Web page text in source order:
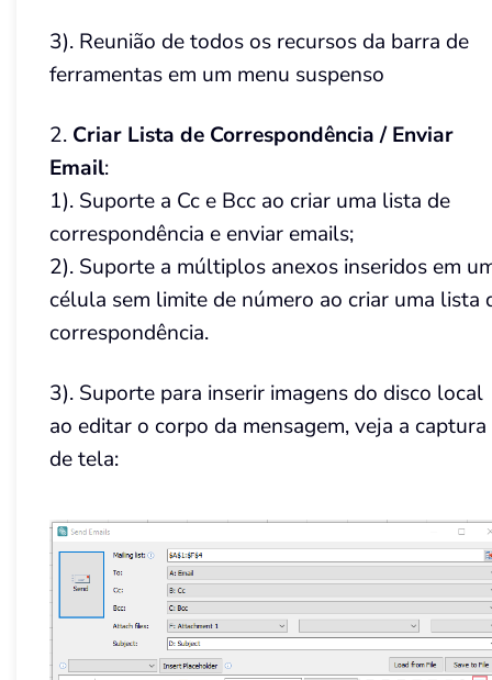
3). Reunião de todos os recursos da barra de
ferramentas em um menu suspenso
2. Criar Lista de Correspondência / Enviar
Email:
1). Suporte a Cc e Bcc ao criar uma lista de
correspondência e enviar emails;
2). Suporte a múltiplos anexos inseridos em
célula sem limite de número ao criar uma lista
correspondência.
3). Suporte para inserir imagens do disco local
ao editar o corpo da mensagem, veja a captura
de tela: